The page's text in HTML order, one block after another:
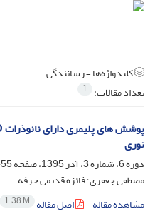
کلیدواژه‌ها =رسانندگی
تعداد مقالات: 1
نوری
دوره 6، شماره 3، آذر 1395، صفحه
55-62
مصطفی جعفری؛ فائزه قدیمی حرفه
مشاهده مقاله
اصل مقاله 1.38 M